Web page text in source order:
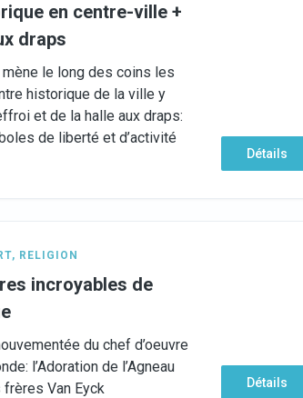
en centre-ville +
draps
le long des coins les
historique de la ville y
et de la halle aux draps:
de liberté et d’activité
Détails
, RELIGION
incroyables de
du chef d’oeuvre
l’Adoration de l’Agneau
Van Eyck
Détails